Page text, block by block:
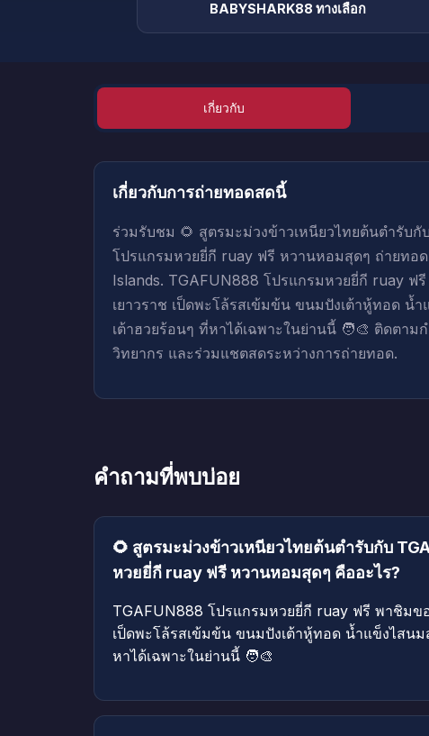
BABYSHARK88 ทางเลือก
เกี่ยวกับ
เกี่ยวกับการถ่ายทอดสดนี้
ร่วมรับชม 🌻 สูตรมะม่วงข้าวเหนียวไทยต้นตำรับกั
โปรแกรมหวยยี่กี ruay ฟรี หวานหอมสุดๆ ถ่ายทอด
Islands. TGAFUN888 โปรแกรมหวยยี่กี ruay ฟ
เยาวราช เป็ดพะโล้รสเข้มข้น ขนมปังเต้าหู้ทอด น้
เต้าฮวยร้อนๆ ที่หาได้เฉพาะในย่านนี้ 🧑‍🎨 ติดตาม
วิทยากร และร่วมแชตสดระหว่างการถ่ายทอด.
คำถามที่พบบ่อย
🌻 สูตรมะม่วงข้าวเหนียวไทยต้นตำรับกับ
หวยยี่กี ruay ฟรี หวานหอมสุดๆ คืออะไร?
TGAFUN888 โปรแกรมหวยยี่กี ruay ฟรี พาชิมข
เป็ดพะโล้รสเข้มข้น ขนมปังเต้าหู้ทอด น้ำแข็งไสน
หาได้เฉพาะในย่านนี้ 🧑‍🎨